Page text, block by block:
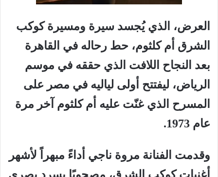
العرض، الذي يُجسد سيرة ومسيرة كوكب
الشرق أم كلثوم، حط رحاله في القاهرة
بعد النجاح اللافت الذي حققه في موسم
الرياض، ليفتتح أولى لياليه في مصر على
المسرح الذي غنّت عليه أم كلثوم آخر مرة
عام 1973.
وقدمت الفنانة مروة ناجي أداءً مبهراً لأشهر